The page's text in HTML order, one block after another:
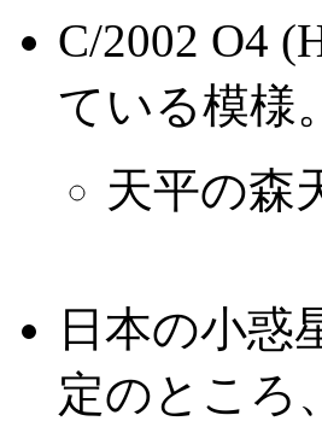
C/2002 O4
ている模様。
天平の森
日本の小惑
定のところ